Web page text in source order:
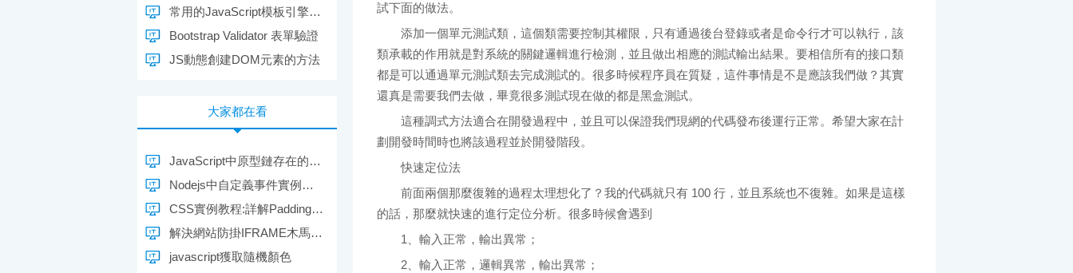
試下面的做法。
添加一個單元測試類，這個類需要控制其權限，只有通過後台登錄或者是命令行才可以執行，該
類承載的作用就是對系統的關鍵邏輯進行檢測，並且做出相應的測試輸出結果。要相信所有的接口類
都是可以通過單元測試類去完成測試的。很多時候程序員在質疑，這件事情是不是應該我們做？其實
還真是需要我們去做，畢竟很多測試現在做的都是黑盒測試。
這種調式方法適合在開發過程中，並且可以保證我們現網的代碼發布後運行正常。希望大家在計
劃開發時間時也將該過程並於開發階段。
快速定位法
前面兩個那麼復雜的過程太理想化了？我的代碼就只有 100 行，並且系統也不復雜。如果是這樣
的話，那麼就快速的進行定位分析。很多時候會遇到
1、輸入正常，輸出異常；
2、輸入正常，邏輯異常，輸出異常；
常用的JavaScript模板引擎介紹
Bootstrap Validator 表單驗證
JS動態創建DOM元素的方法
大家都在看
JavaScript中原型鏈存在的問題解析
Nodejs中自定義事件實例教程
CSS實例教程:詳解Padding屬性
解決網站防掛IFRAME木馬的原理
javascript獲取隨機顏色